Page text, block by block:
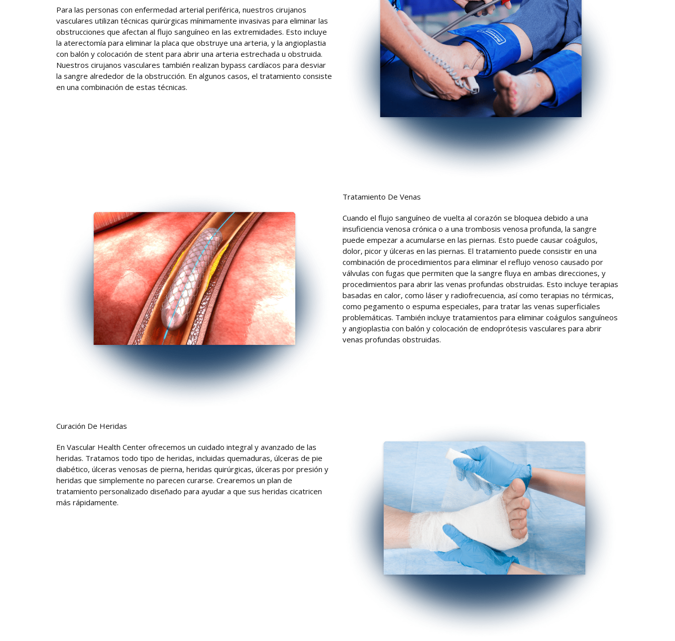
Para las personas con enfermedad arterial periférica, nuestros cirujanos
vasculares utilizan técnicas quirúrgicas mínimamente invasivas para eliminar las
obstrucciones que afectan al flujo sanguíneo en las extremidades. Esto incluye
la aterectomía para eliminar la placa que obstruye una arteria, y la angioplastia
con balón y colocación de stent para abrir una arteria estrechada u obstruida.
Nuestros cirujanos vasculares también realizan bypass cardíacos para desviar
la sangre alrededor de la obstrucción. En algunos casos, el tratamiento consiste
en una combinación de estas técnicas.
Tratamiento De Venas
Cuando el flujo sanguíneo de vuelta al corazón se bloquea debido a una
insuficiencia venosa crónica o a una trombosis venosa profunda, la sangre
puede empezar a acumularse en las piernas. Esto puede causar coágulos,
dolor, picor y úlceras en las piernas. El tratamiento puede consistir en una
combinación de procedimientos para eliminar el reflujo venoso causado por
válvulas con fugas que permiten que la sangre fluya en ambas direcciones, y
procedimientos para abrir las venas profundas obstruidas. Esto incluye terapias
basadas en calor, como láser y radiofrecuencia, así como terapias no térmicas,
como pegamento o espuma especiales, para tratar las venas superficiales
problemáticas. También incluye tratamientos para eliminar coágulos sanguíneos
y angioplastia con balón y colocación de endoprótesis vasculares para abrir
venas profundas obstruidas.
Curación De Heridas
En Vascular Health Center ofrecemos un cuidado integral y avanzado de las
heridas. Tratamos todo tipo de heridas, incluidas quemaduras, úlceras de pie
diabético, úlceras venosas de pierna, heridas quirúrgicas, úlceras por presión y
heridas que simplemente no parecen curarse. Crearemos un plan de
tratamiento personalizado diseñado para ayudar a que sus heridas cicatricen
más rápidamente.